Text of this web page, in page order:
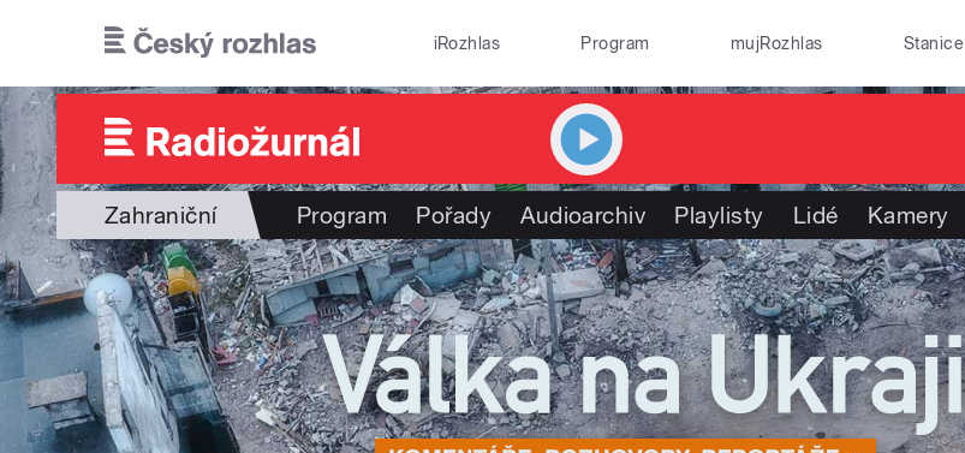
iRozhlas Program mujRozhlas Stanice
Zahraniční Program Pořady Audioarchiv Playlisty Lidé Kamery